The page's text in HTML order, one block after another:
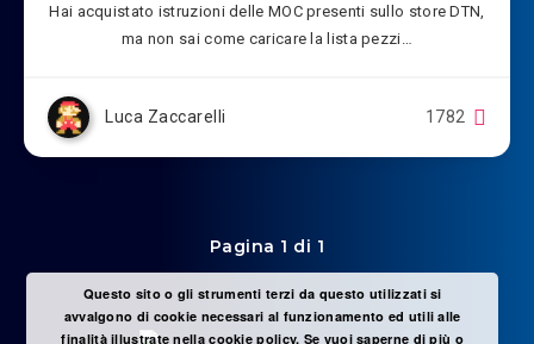
Hai acquistato istruzioni delle MOC presenti sullo store DTN,
ma non sai come caricare la lista pezzi…
Luca Zaccarelli 1782
Pagina 1 di 1
Questo sito o gli strumenti terzi da questo utilizzati si
avvalgono di cookie necessari al funzionamento ed utili alle
finalità illustrate nella cookie policy. Se vuoi saperne di più o